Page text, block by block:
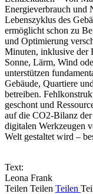
Energieverbrauch und
Lebenszyklus des
ermöglicht schon zu
und Optimierung
Minuten, inklusive der
Sonne, Lärm, Wind
unterstützen
Gebäude, Quartiere
betreiben.
geschont und
auf die CO2-Bilanz
digitalen Werkzeugen
Welt gestaltet wird –
Text:
Leona Frank
Teilen Teilen Teilen